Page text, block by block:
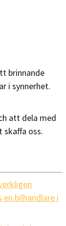
brinnande
i synnerhet.
att dela med
skaffa oss.
en bilhandlare i